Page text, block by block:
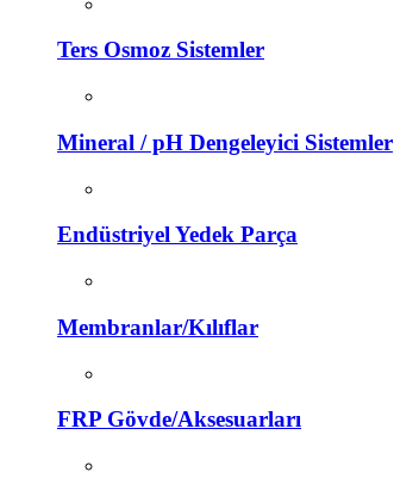
Ters Osmoz Sistemler
Mineral / pH Dengeleyici Sistemler
Endüstriyel Yedek Parça
Membranlar/Kılıflar
FRP Gövde/Aksesuarları